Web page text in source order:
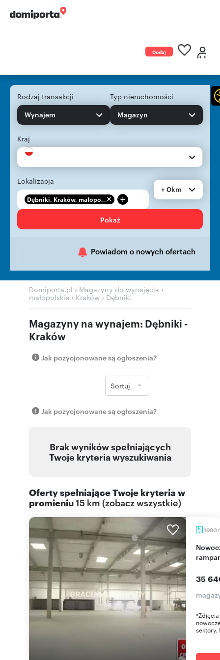
Dodaj
Rodzaj transakcji
Wynajem
Typ nieruchomości
Magazyn
Kraj
Lokalizacja
Dębniki, Kraków, małopo... +
+ 0km
Pokaż
Powiadom o nowych ofertach
Domiporta.pl › Magazyny do wynajęcia ›
małopolskie › Kraków › Dębniki
Magazyny na wynajem: Dębniki -
Kraków
Jak pozycjonowane są ogłoszenia?
Sortuj
Jak pozycjonowane są ogłoszenia?
Brak wyników spełniających
Twoje kryteria wyszukiwania
Oferty spełniające Twoje kryteria w
promieniu15 km (zobacz wszystkie)
1980
Nowoczesny magazyn 1980 m² z dokami i
35
sektory.